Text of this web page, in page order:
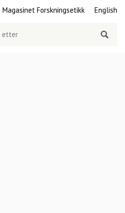
Magasinet Forskningsetikk English